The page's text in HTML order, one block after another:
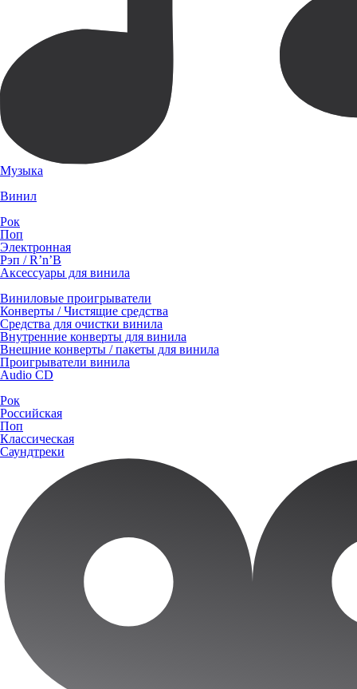
Музыка
Винил
Рок
Поп
Электронная
Рэп / R’n’B
Аксессуары для винила
Виниловые проигрыватели
Конверты / Чистящие средства
Средства для очистки винила
Внутренние конверты для винила
Внешние конверты / пакеты для винила
Проигрыватели винила
Audio CD
Рок
Российская
Поп
Классическая
Саундтреки